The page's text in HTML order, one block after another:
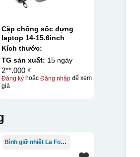
Cặp chống sốc đựng
laptop 14-15.6inch
Kích thước:
TG sản xuất: 15 ngày
2**.000 ₫
Đăng ký hoặcĐăng nhập để xem
giá
Bình giữ nhiệt La Fonte